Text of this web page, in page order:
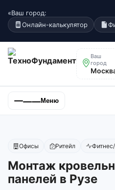
«Ваш город:
Онлайн-калькулятор
Ваш
город
Меню
Офисы Ритейл
Монтаж
панелей в Рузе